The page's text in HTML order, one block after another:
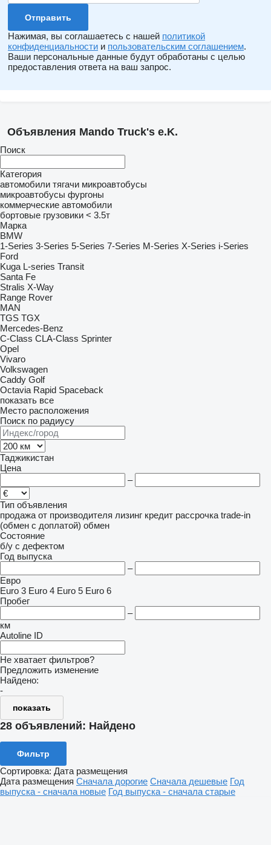
Нажимая, вы соглашаетесь с нашей политикой
конфиденциальности и пользовательским соглашением.
Ваши персональные данные будут обработаны с целью
предоставления ответа на ваш запрос.
Объявления Mando Truck's e.K.
Поиск
Категория
автомобили тягачи микроавтобусы
микроавтобусы фургоны
коммерческие автомобили
бортовые грузовики < 3.5т
Марка
BMW
1-Series 3-Series 5-Series 7-Series M-Series X-Series i-Series
Ford
Kuga L-series Transit
Santa Fe
Stralis X-Way
Range Rover
MAN
TGS TGX
Mercedes-Benz
C-Class CLA-Class Sprinter
Opel
Vivaro
Volkswagen
Caddy Golf
Octavia Rapid Spaceback
показать все
Место расположения
Поиск по радиусу
Таджикистан
Цена
–
Тип объявления
продажа от производителя лизинг кредит рассрочка trade-in
(обмен с доплатой) обмен
Состояние
б/у с дефектом
Год выпуска
–
Евро
Euro 3 Euro 4 Euro 5 Euro 6
Пробег
–
км
Autoline ID
Не хватает фильтров?
Предложить изменение
Найдено:
-
показать
28 объявлений: Найдено
Фильтр
Сортировка: Дата размещения
Дата размещения Сначала дорогие Сначала дешевые Год
выпуска - сначала новые Год выпуска - сначала старые